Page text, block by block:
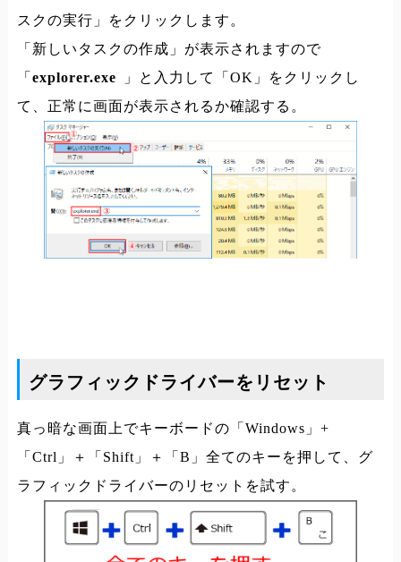
スクの実行」をクリックします。
「新しいタスクの作成」が表示されますので
「 explorer.exe
」と入力して「OK」をクリックし
て、正常に画面が表示されるか確認する。
グラフィックドライバーをリセット
真っ暗な画面上でキーボードの「Windows」+
「Ctrl」＋「Shift」＋「B」全てのキーを押して、グ
ラフィックドライバーのリセットを試す。